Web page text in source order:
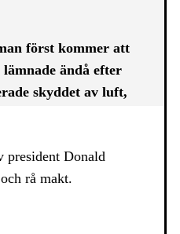
först kommer att
ändå efter
skyddet av luft,
president Donald
rå makt.